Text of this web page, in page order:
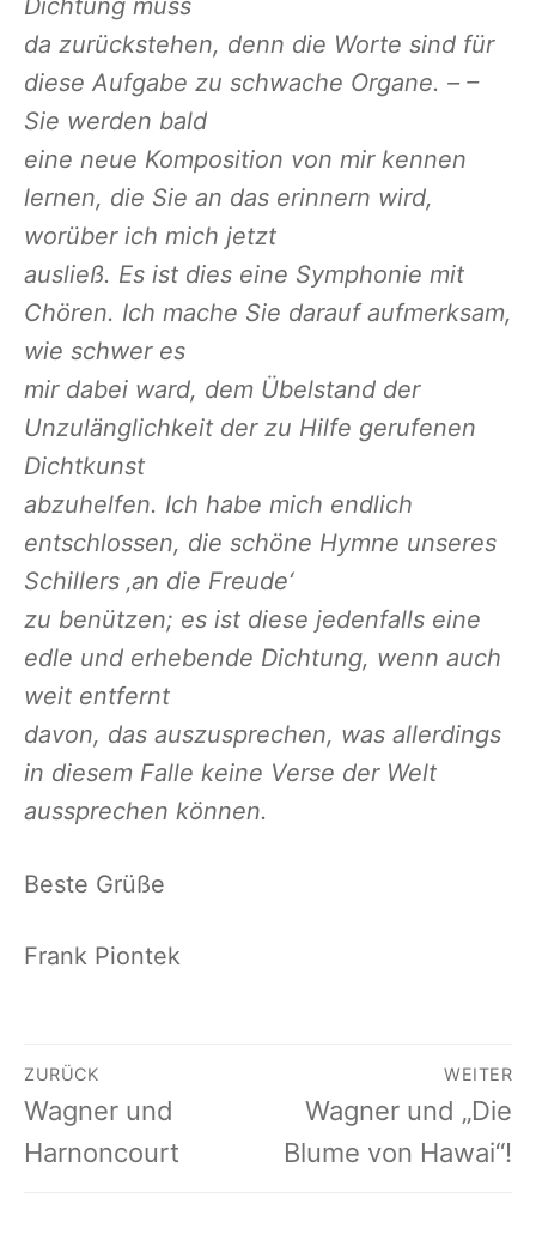
Dichtung muss
da zurückstehen, denn die Worte sind für
diese Aufgabe zu schwache Organe. – –
Sie werden bald
eine neue Komposition von mir kennen
lernen, die Sie an das erinnern wird,
worüber ich mich jetzt
ausließ. Es ist dies eine Symphonie mit
Chören. Ich mache Sie darauf aufmerksam,
wie schwer es
mir dabei ward, dem Übelstand der
Unzulänglichkeit der zu Hilfe gerufenen
Dichtkunst
abzuhelfen. Ich habe mich endlich
entschlossen, die schöne Hymne unseres
Schillers ‚an die Freude‘
zu benützen; es ist diese jedenfalls eine
edle und erhebende Dichtung, wenn auch
weit entfernt
davon, das auszusprechen, was allerdings
in diesem Falle keine Verse der Welt
aussprechen können.
Beste Grüße
Frank Piontek
Beitragsnavigation
ZURÜCK
Vorheriger
Beitrag:
Wagner und
Harnoncourt
WEITER
Nächster
Beitrag:
Wagner und „Die
Blume von Hawai“!